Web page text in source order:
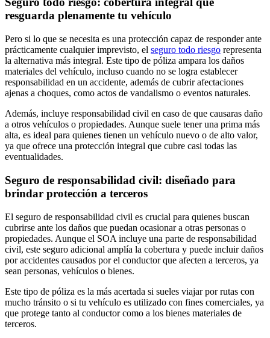
resguarda plenamente tu vehículo
Pero si lo que se necesita es una protección capaz de responder ante
prácticamente cualquier imprevisto, el seguro todo riesgo representa
la alternativa más integral. Este tipo de póliza ampara los daños
materiales del vehículo, incluso cuando no se logra establecer
responsabilidad en un accidente, además de cubrir afectaciones
ajenas a choques, como actos de vandalismo o eventos naturales.
Además, incluye responsabilidad civil en caso de que causaras daño
a otros vehículos o propiedades. Aunque suele tener una prima más
alta, es ideal para quienes tienen un vehículo nuevo o de alto valor,
ya que ofrece una protección integral que cubre casi todas las
eventualidades.
Seguro de responsabilidad civil: diseñado para
brindar protección a terceros
El seguro de responsabilidad civil es crucial para quienes buscan
cubrirse ante los daños que puedan ocasionar a otras personas o
propiedades. Aunque el SOA incluye una parte de responsabilidad
civil, este seguro adicional amplía la cobertura y puede incluir daños
por accidentes causados por el conductor que afecten a terceros, ya
sean personas, vehículos o bienes.
Este tipo de póliza es la más acertada si sueles viajar por rutas con
mucho tránsito o si tu vehículo es utilizado con fines comerciales, ya
que protege tanto al conductor como a los bienes materiales de
terceros.